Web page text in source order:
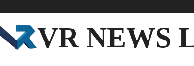
VR NEWS